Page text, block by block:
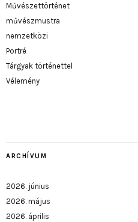
Művészettörténet
művészmustra
nemzetközi
Portré
Tárgyak történettel
Vélemény
ARCHÍVUM
2026. június
2026. május
2026. április